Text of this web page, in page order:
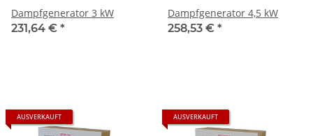
Dampfgenerator 3 kW
231,64 € *
Dampfgenerator 4,5 kW
258,53 € *
AUSVERKAUFT AUSVERKAUFT